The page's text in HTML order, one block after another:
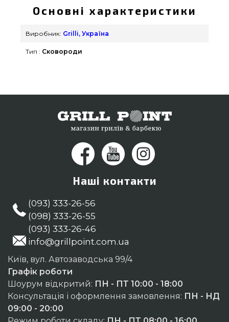
виробника Grilli, Україна за нормальною ціною
всего 2 290 грн. в онлайн магазині грилів Гриль
Поінт. Вигідні пропозиції на Сковороди &
Наберіть прямо зараз нашим продавцям за
Бердянськ, Одеса
Основні характеристики
Виробник: Grilli, Україна
Тип : Сковороди
Наші контакти
(093) 333-26-56
(098) 333-26-55
(093) 333-26-46
info@grillpoint.com.ua
Київ, вул. Автозаводська 99/4
Графік роботи
Шоурум відкритий: ПН - ПТ 10:00 - 18:00
Консультація і оформлення замовлення: ПН - НД
09:00 - 20:00